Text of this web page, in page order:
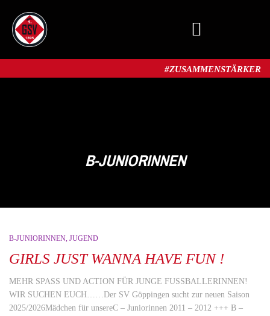
#ZUSAMMENSTÄRKER​
B-JUNIORINNEN
B-JUNIORINNEN JUGEND
GIRLS JUST WANNA HAVE FUN !
MEHR SPASS UND ACTION FÜR JUNGE FUSSBALLERINNEN!
WIR SUCHEN EUCH……Der SV Göppingen sucht zur neuen Saison
2025/2026Mädchen für unsereC – Juniorinnen 2011 – 2012 +++ B –